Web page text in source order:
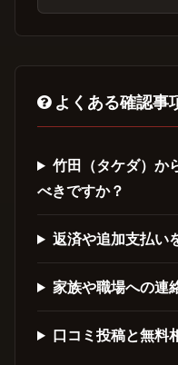
よくある確認事
竹田（タケダ）か
べきですか？
返済や追加支払い
家族や職場への連
口コミ投稿と無料